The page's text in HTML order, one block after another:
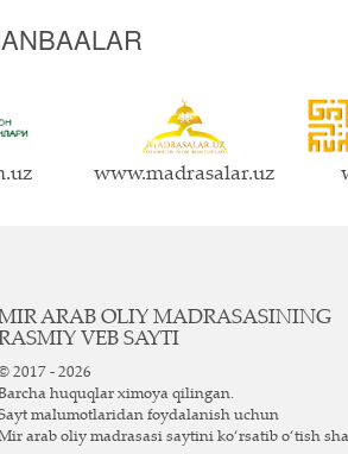
www.madrasalar.uz
ARAB OLIY MADRASASINING
VEB SAYTI
2017 - 2026
huquqlar ximoya qilingan.
ma`lumotlaridan foydalanish uchun
arab oliy madrasasi saytini ko‘rsatib o‘tish